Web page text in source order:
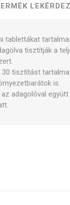
tablettákat
tisztítják a
30 tisztítást
is.
adagolóval